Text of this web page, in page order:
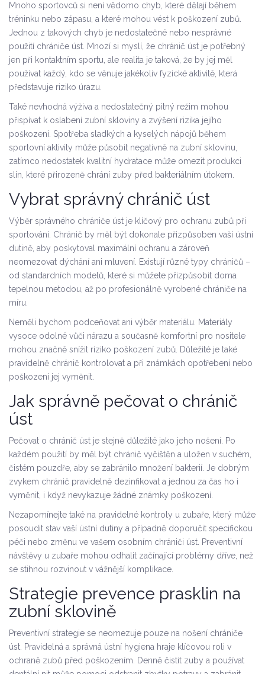
Mnoho sportovců si není vědomo chyb, které dělají během
tréninku nebo zápasu, a které mohou vést k poškození zubů.
Jednou z takových chyb je nedostatečné nebo nesprávné
použití chrániče úst. Mnozí si myslí, že chránič úst je potřebný
jen při kontaktním sportu, ale realita je taková, že by jej měl
používat každý, kdo se věnuje jakékoliv fyzické aktivitě, která
představuje riziko úrazu.
Také nevhodná výživa a nedostatečný pitný režim mohou
přispívat k oslabení zubní skloviny a zvýšení rizika jejího
poškození. Spotřeba sladkých a kyselých nápojů během
sportovní aktivity může působit negativně na zubní sklovinu,
zatímco nedostatek kvalitní hydratace může omezit produkci
slin, které přirozeně chrání zuby před bakteriálním útokem.
Vybrat správný chránič úst
Výběr správného chrániče úst je klíčový pro ochranu zubů při
sportování. Chránič by měl být dokonale přizpůsoben vaší ústní
dutině, aby poskytoval maximální ochranu a zároveň
neomezovat dýchání ani mluvení. Existují různé typy chráničů –
od standardních modelů, které si můžete přizpůsobit doma
tepelnou metodou, až po profesionálně vyrobené chrániče na
míru.
Neměli bychom podceňovat ani výběr materiálu. Materiály
vysoce odolné vůči nárazu a současně komfortní pro nositele
mohou značně snížit riziko poškození zubů. Důležité je také
pravidelně chránič kontrolovat a při známkách opotřebení nebo
poškození jej vyměnit.
Jak správně pečovat o chránič
úst
Pečovat o chránič úst je stejně důležité jako jeho nošení. Po
každém použití by měl být chránič vyčištěn a uložen v suchém,
čistém pouzdře, aby se zabránilo množení bakterií. Je dobrým
zvykem chránič pravidelně dezinfikovat a jednou za čas ho i
vyměnit, i když nevykazuje žádné známky poškození.
Nezapomínejte také na pravidelné kontroly u zubaře, který může
posoudit stav vaší ústní dutiny a případně doporučit specifickou
péči nebo změnu ve vašem osobním chrániči úst. Preventivní
návštěvy u zubaře mohou odhalit začínající problémy dříve, než
se stihnou rozvinout v vážnější komplikace.
Strategie prevence prasklin na
zubní sklovině
Preventivní strategie se neomezuje pouze na nošení chrániče
úst. Pravidelná a správná ústní hygiena hraje klíčovou roli v
ochraně zubů před poškozením. Denně čistit zuby a používat